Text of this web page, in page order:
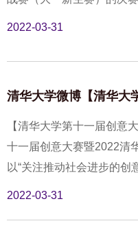
2022-03-31
清华大学微博【清华大
【清华大学第十一届创意
十一届创意大赛暨2022清
以“关注推动社会进步的创
2022-03-31